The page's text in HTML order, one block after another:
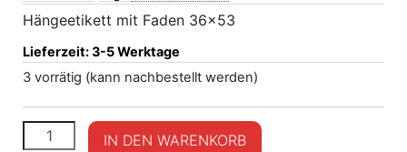
Hängeetikett mit Faden 36×53
Lieferzeit:3-5 Werktage
3 vorrätig (kann nachbestellt werden)
Hängeetikett mit Faden 36x53 Menge
IN DEN WARENKORB